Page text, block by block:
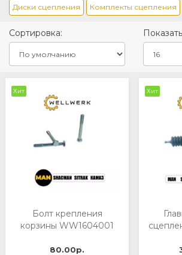
Диски сцепления Комплекты сцепления
Сортировка:
Хит
Болт крепления
корзины WW1604001
80.00р.
Хит